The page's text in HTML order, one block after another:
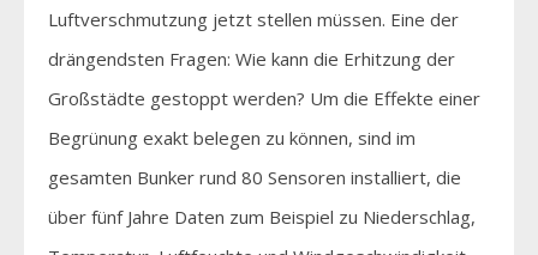
Luftverschmutzung jetzt stellen müssen. Eine der
drängendsten Fragen: Wie kann die Erhitzung der
Großstädte gestoppt werden? Um die Effekte einer
Begrünung exakt belegen zu können, sind im
gesamten Bunker rund 80 Sensoren installiert, die
über fünf Jahre Daten zum Beispiel zu Niederschlag,